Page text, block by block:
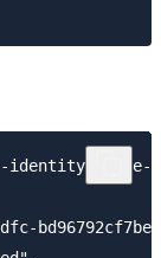
store-id